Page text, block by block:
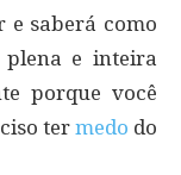
e saberá como
e inteira
porque você
ter medo do